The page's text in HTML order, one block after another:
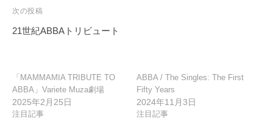
ゲ
ー
ン
次の投稿
21世紀ABBAトリビュート
「MAMMAMIA TRIBUTE TO
ABBA」Variete Muza劇場
2025年2月25日
注目記事
ABBA / The Singles: The First
Fifty Years
2024年11月3日
注目記事